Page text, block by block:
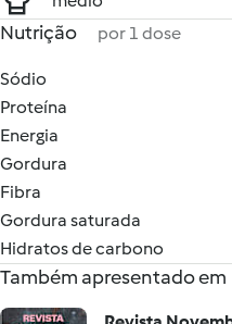
Nutrição por 1 dose
Sódio
Proteína
Energia
Gordura
Fibra
Gordura saturada
Hidratos de carbono
Também apresentado em